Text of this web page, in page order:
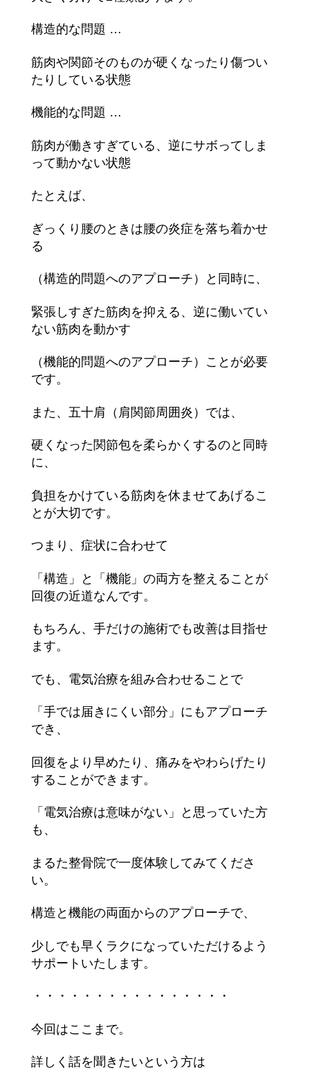
構造的な問題 …
筋肉や関節そのものが硬くなったり傷つい
たりしている状態
機能的な問題 …
筋肉が働きすぎている、逆にサボってしま
って動かない状態
たとえば、
ぎっくり腰のときは腰の炎症を落ち着かせ
る
（構造的問題へのアプローチ）と同時に、
緊張しすぎた筋肉を抑える、逆に働いてい
ない筋肉を動かす
（機能的問題へのアプローチ）ことが必要
です。
また、五十肩（肩関節周囲炎）では、
硬くなった関節包を柔らかくするのと同時
に、
負担をかけている筋肉を休ませてあげるこ
とが大切です。
つまり、症状に合わせて
「構造」と「機能」の両方を整えることが
回復の近道なんです。
もちろん、手だけの施術でも改善は目指せ
ます。
でも、電気治療を組み合わせることで
「手では届きにくい部分」にもアプローチ
でき、
回復をより早めたり、痛みをやわらげたり
することができます。
「電気治療は意味がない」と思っていた方
も、
まるた整骨院で一度体験してみてくださ
い。
構造と機能の両面からのアプローチで、
少しでも早くラクになっていただけるよう
サポートいたします。
・・・・・・・・・・・・・・・・
今回はここまで。
詳しく話を聞きたいという方は